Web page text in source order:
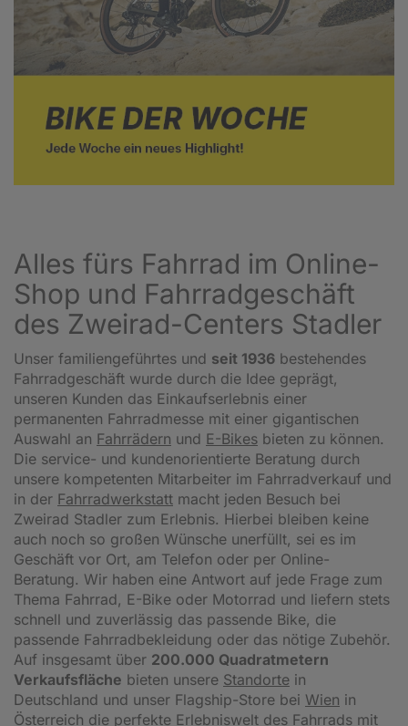
Alles fürs Fahrrad im Online-
Shop und Fahrradgeschäft
des Zweirad-Centers Stadler
Unser familiengeführtes und seit 1936 bestehendes
Fahrradgeschäft wurde durch die Idee geprägt,
unseren Kunden das Einkaufserlebnis einer
permanenten Fahrradmesse mit einer gigantischen
Auswahl an Fahrrädern und E-Bikes bieten zu können.
Die service- und kundenorientierte Beratung durch
unsere kompetenten Mitarbeiter im Fahrradverkauf und
in der Fahrradwerkstatt macht jeden Besuch bei
Zweirad Stadler zum Erlebnis. Hierbei bleiben keine
auch noch so großen Wünsche unerfüllt, sei es im
Geschäft vor Ort, am Telefon oder per Online-
Beratung. Wir haben eine Antwort auf jede Frage zum
Thema Fahrrad, E-Bike oder Motorrad und liefern stets
schnell und zuverlässig das passende Bike, die
passende Fahrradbekleidung oder das nötige Zubehör.
Auf insgesamt über 200.000 Quadratmetern
Verkaufsfläche bieten unsere Standorte in
Deutschland und unser Flagship-Store bei Wien in
Österreich die perfekte Erlebniswelt des Fahrrads mit